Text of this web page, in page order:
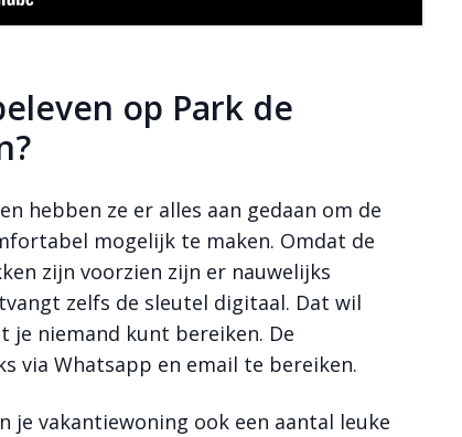
op Park de
hebben ze er alles aan gedaan om de
mogelijk te maken. Omdat de
zijn voorzien zijn er nauwelijks
zelfs de sleutel digitaal. Dat wil
je niemand kunt bereiken. De
via Whatsapp en email te bereiken.
je vakantiewoning ook een aantal leuke